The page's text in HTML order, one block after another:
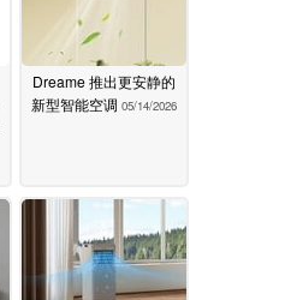
Dreame 推出更安静的
新型智能空调 05/14/2026